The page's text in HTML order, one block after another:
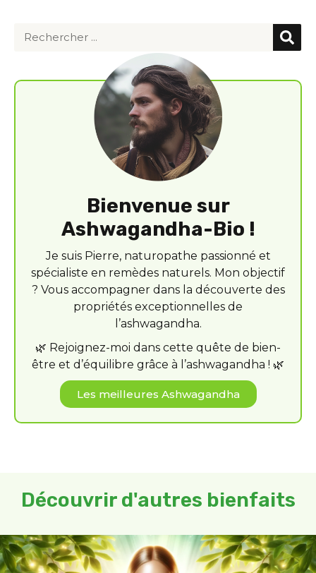
Bienvenue sur
Ashwagandha-Bio !
Je suis Pierre, naturopathe passionné et
spécialiste en remèdes naturels. Mon objectif
? Vous accompagner dans la découverte des
propriétés exceptionnelles de
l’ashwagandha.
🌿 Rejoignez-moi dans cette quête de bien-
être et d’équilibre grâce à l’ashwagandha ! 🌿
Les meilleures Ashwagandha
Découvrir d'autres bienfaits